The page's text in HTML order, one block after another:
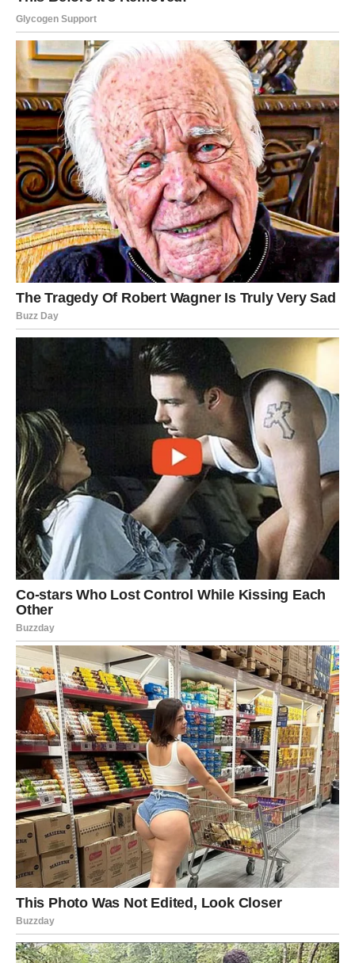
sumnjate na prisustvo miševa. Njegov intenzivan miris
odbija glodavce, a redovnom primjenom svaka dva-tri
dana može se postići trajna zaštita.Zaključno, uklanjanje
glodavaca iz doma nije nemoguć zadatak, ali zahtijeva
kombinaciju strpljenja, prevencije i dosljednosti. Bilo da
se odlučite za prirodne metode, moderne uređaje ili
kombinaciju svega, važno je da reagujete na vrijeme.
Miševi nisu samo neprijatni gosti – oni predstavljaju
realnu opasnost po zdravlje, higijenu i sigurnost doma.
Zato, ne čekajte – već danas poduzmite prve korake ka
stvaranju sigurnog, čistog i mirnog doma bez neželjenih
posjetilaca.
Oglasi